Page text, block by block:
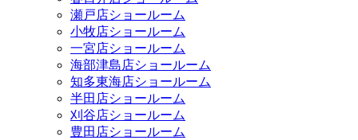
瀬戸店ショールーム
小牧店ショールーム
一宮店ショールーム
海部津島店ショールーム
知多東海店ショールーム
半田店ショールーム
刈谷店ショールーム
豊田店ショールーム